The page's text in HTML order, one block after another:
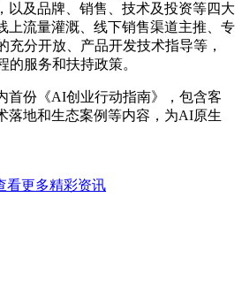
以及品牌、销售、技术及投资等四大
上流量灌溉、线下销售渠道主推、专
充分开放、产品开发技术指导等，
的服务和扶持政策。
首份《AI创业行动指南》，包含客
落地和生态案例等内容，为AI原生
看更多精彩资讯